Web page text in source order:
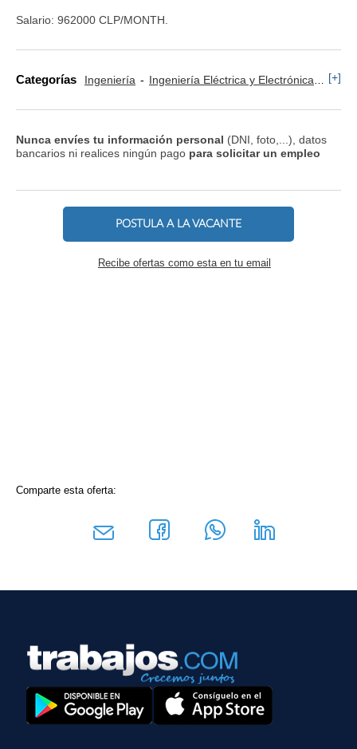
Salario: 962000 CLP/MONTH.
Categorías Ingeniería Ingeniería Eléctrica y Electrónica [+]
Nunca envíes tu información personal (DNI, foto,...), datos
bancarios ni realices ningún pago para solicitar un empleo
POSTULA A LA VACANTE
Recibe ofertas como esta en tu email
Comparte esta oferta: